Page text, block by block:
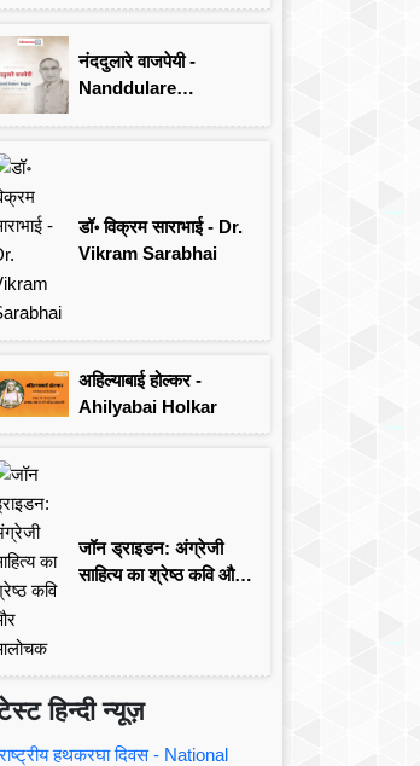
नंददुलारे वाजपेयी -
Nanddulare
डॉ॰ विक्रम साराभाई - Dr.
Vikram Sarabhai
अहिल्याबाई होल्कर -
Ahilyabai Holkar
जॉन ड्राइडन: अंग्रेजी
साहित्य का श्रेष्ठ कवि और
हिन्दी न्यूज़